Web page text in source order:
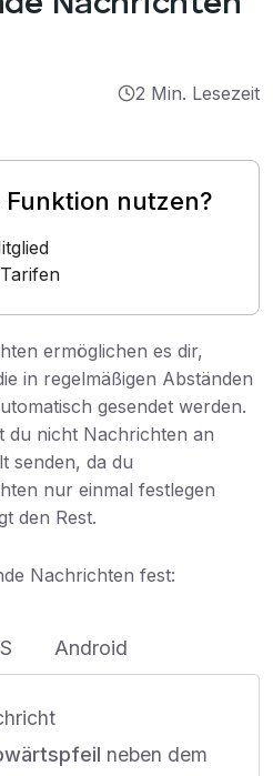
2 Min. Lesezeit
nutzen?
ermöglichen es dir,
in regelmäßigen Abständen
gesendet werden.
du nicht Nachrichten an
senden, da du
nur einmal festlegen
den Rest.
Nachrichten fest:
Android
neben dem